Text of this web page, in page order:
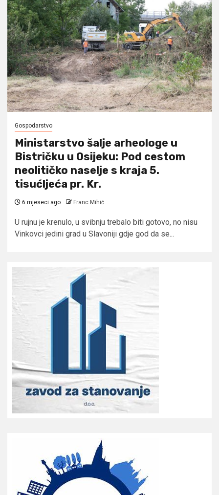
Gospodarstvo
Ministarstvo šalje arheologe u
Bistričku u Osijeku: Pod cestom
neolitičko naselje s kraja 5.
tisućljeća pr. Kr.
6 mjeseci ago Franc Mihić
U rujnu je krenulo, u svibnju trebalo biti gotovo, no nisu
Vinkovci jedini grad u Slavoniji gdje god da se...